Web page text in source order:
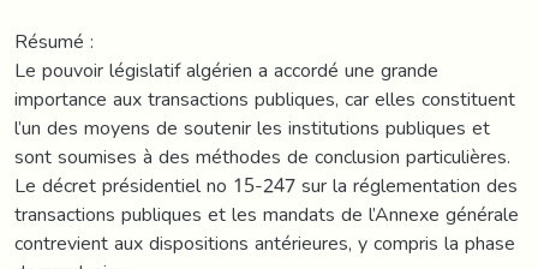
Résumé :
Le pouvoir législatif algérien a accordé une grande
importance aux transactions publiques, car elles constituent
l’un des moyens de soutenir les institutions publiques et
sont soumises à des méthodes de conclusion particulières.
Le décret présidentiel no 15-247 sur la réglementation des
transactions publiques et les mandats de l’Annexe générale
contrevient aux dispositions antérieures, y compris la phase